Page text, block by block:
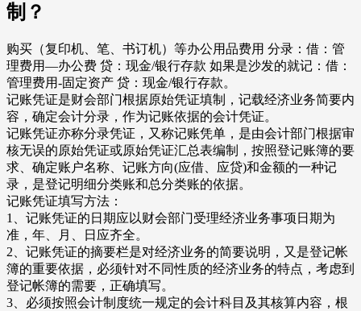
制？
购买（复印机、笔、书订机）等办公用品费用 分录：借：管
理费用—办公费 贷：现金/银行存款 如果是沙发的就记：借：
管理费用-固定资产 贷：现金/银行存款。
记账凭证是财会部门根据原始凭证填制，记载经济业务简要内
容，确定会计分录，作为记账依据的会计凭证。
记账凭证亦称分录凭证，又称记账凭单，是由会计部门根据审
核无误的原始凭证或原始凭证汇总表编制，按照登记账簿的要
求、确定账户名称、记账方向(应借、应贷)和金额的一种记
录，是登记明细分类账和总分类账的依据。
记账凭证填写方法：
1、记账凭证的日期应以财会部门受理经济业务事项日期为
准，年、月、日应齐全。
2、记账凭证的摘要栏是对经济业务的简要说明，又是登记帐
簿的重要依据，必须针对不同性质的经济业务的特点，考虑到
登记帐簿的需要，正确填写。
3、必须按照会计制度统一规定的会计科目及其核算内容，根